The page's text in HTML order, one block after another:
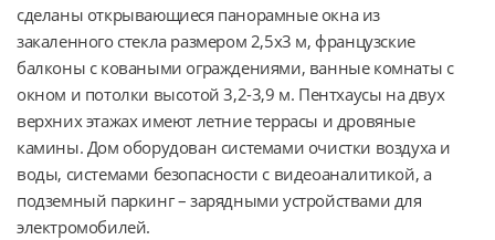
сделаны открывающиеся панорамные окна из
закаленного стекла размером 2,5х3 м, французские
балконы с коваными ограждениями, ванные комнаты с
окном и потолки высотой 3,2-3,9 м. Пентхаусы на двух
верхних этажах имеют летние террасы и дровяные
камины. Дом оборудован системами очистки воздуха и
воды, системами безопасности с видеоаналитикой, а
подземный паркинг – зарядными устройствами для
электромобилей.